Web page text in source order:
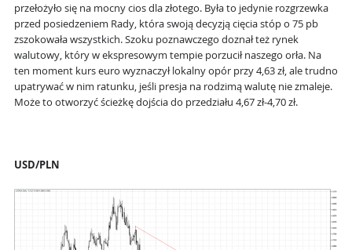
przełożyło się na mocny cios dla złotego. Była to jedynie rozgrzewka
przed posiedzeniem Rady, która swoją decyzją cięcia stóp o 75 pb
zszokowała wszystkich. Szoku poznawczego doznał też rynek
walutowy, który w ekspresowym tempie porzucił naszego orła. Na
ten moment kurs euro wyznaczył lokalny opór przy 4,63 zł, ale trudno
upatrywać w nim ratunku, jeśli presja na rodzimą walutę nie zmaleje.
Może to otworzyć ścieżkę dojścia do przedziału 4,67 zł-4,70 zł.
USD/PLN